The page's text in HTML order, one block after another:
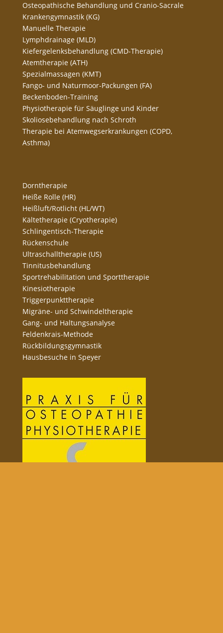
Osteopathische Behandlung und Cranio-Sacrale
Krankengymnastik (KG)
Manuelle Therapie
Lymphdrainage (MLD)
Kiefergelenksbehandlung (CMD-Therapie)
Atemtherapie (ATH)
Spezialmassagen (KMT)
Fango- und Naturmoor-Packungen (FA)
Beckenboden-Training
Physiotherapie für Säuglinge und Kinder
Skoliosebehandlung nach Schroth
Therapie bei Atemwegserkrankungen (COPD,
Asthma)
Dorntherapie
Heiße Rolle (HR)
Heißluft/Rotlicht (HL/WT)
Kältetherapie (Cryotherapie)
Schlingentisch-Therapie
Rückenschule
Ultraschalltherapie (US)
Tinnitusbehandlung
Sportrehabilitation und Sporttherapie
Kinesiotherapie
Triggerpunkttherapie
Migräne- und Schwindeltherapie
Gang- und Haltungsanalyse
Feldenkrais-Methode
Rückbildungsgymnastik
Hausbesuche in Speyer